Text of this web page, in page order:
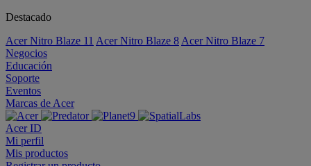
Destacado
Acer Nitro Blaze 11 Acer Nitro Blaze 8 Acer Nitro Blaze 7
Negocios
Educación
Soporte
Eventos
Marcas de Acer
Acer ID
Mi perfil
Mis productos